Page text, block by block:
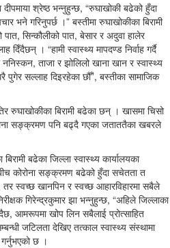
श्रेष्ठ भन्नुहुन्छ, “रुघाखोकी बढेको हुँदा
भने गरिनुपर्छ ।” बस्तीमा रुघाखोकीका बिरामी
सिन्कौलीको पात, बेसार र अदुवा हालेर
दिँदैछन् । “हामी स्वास्थ्य मापदण्ड निर्वाह गर्दै
ननिस्कन, ताजा र झोलिलो खाना खान र स्वास्थ्य
पुगेर सल्लाह दिइरहेका छौँ”, बस्तीका सामाजिक
रुघाखोकीका बिरामी बढेका छन् । खासमा चिसो
सङ्क्रमण पनि बढ्दै गएका जताततैका खबरले
बढेका जिल्ला स्वास्थ्य कार्यालयका
कोरोना सङ्क्रमण बढेको हुँदा सचेतता त
स्वच्छ खानपिन र स्वच्छ आहारविहारमा सबैले
गिरेन्द्रकुमार झा भन्नुहुन्छ, “अहिले जिल्लाका
आमरूपमा खोप लिन सबैलाई प्रोत्साहित
जटिलता देखिए तत्काल स्वास्थ्य संस्थामा
छ ।